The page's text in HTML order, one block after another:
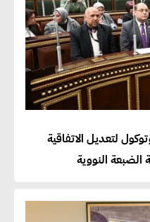
لتعديل الاتفاقية
الضبعة النووية